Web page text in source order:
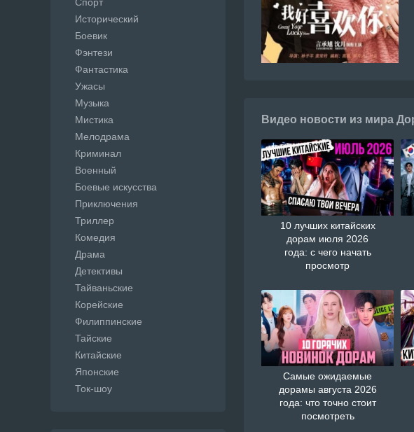
Видео новости из мира
10 лучших китайских
дорам июля 2026
года: с чего начать
просмотр
Самые ожидаемые
дорамы августа 2026
года: что точно стоит
посмотреть
Исторический
Боевик
Фэнтези
Фантастика
Ужасы
Музыка
Мистика
Мелодрама
Криминал
Военный
Боевые искусства
Приключения
Триллер
Комедия
Драма
Детективы
Тайваньские
Корейские
Филиппинские
Тайские
Китайские
Японские
Ток-шоу